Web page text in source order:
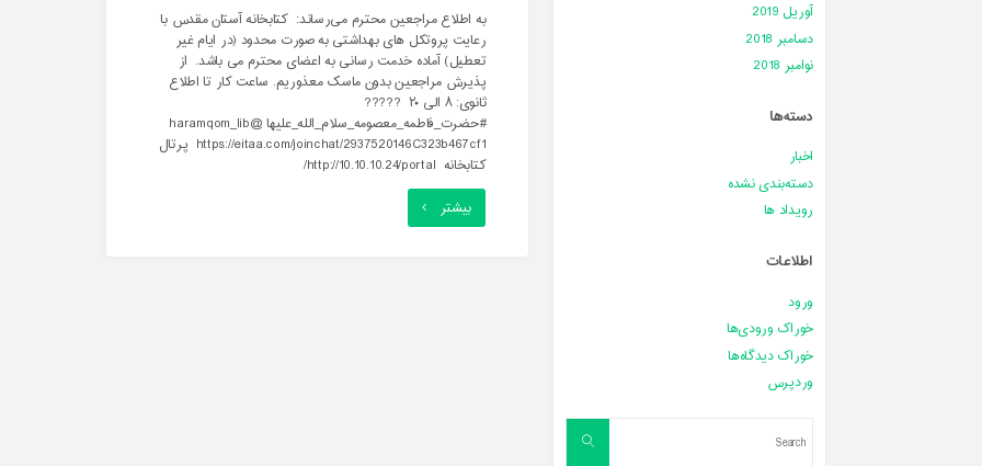
به اطلاع مراجعین محترم می‌رساند: کتابخانه آستان مقدس با
رعایت پروتکل های بهداشتی به صورت محدود (در ایام غیر
تعطیل) آماده خدمت رسانی به اعضای محترم می باشد. از
پذیرش مراجعین بدون ماسک معذوریم. ساعت کار تا اطلاع
ثانوی: ۸ الی ۲۰ ?????
#حضرت_فاطمه_معصومه_سلام_الله_علیها @haramqom_lib
https://eitaa.com/joinchat/2937520146C323b467cf1 پرتال
کتابخانه http://10.10.10.24/portal/
بیشتر "بازگشایی
آوریل 2019
دسامبر 2018
نوامبر 2018
دسته‌ها
اخبار
دسته‌بندی نشده
رویداد ها
اطلاعات
ورود
خوراک ورودی‌ها
خوراک دیدگاه‌ها
وردپرس
Search